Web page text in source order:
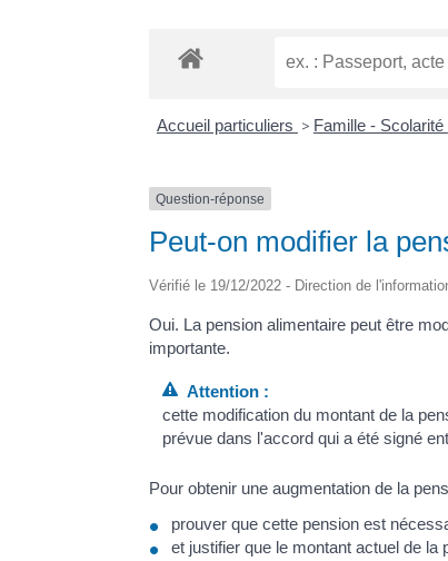
Accueil particuliers > Famille - Scolarité
Question-réponse
Peut-on modifier la
Vérifié le 19/12/2022 - Direction de
Oui. La pension alimentaire peut être
importante.
Attention :
cette modification du montant de la
prévue dans l'accord qui a été signé
Pour obtenir une augmentation de la
prouver que cette pension est
et justifier que le montant actuel de la